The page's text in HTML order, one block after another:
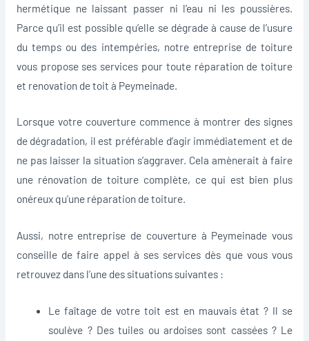
hermétique ne laissant passer ni l’eau ni les poussières.
Parce qu’il est possible qu’elle se dégrade à cause de l’usure
du temps ou des intempéries, notre entreprise de toiture
vous propose ses services pour toute réparation de toiture
et renovation de toit à Peymeinade.
Lorsque votre couverture commence à montrer des signes
de dégradation, il est préférable d’agir immédiatement et de
ne pas laisser la situation s’aggraver. Cela amènerait à faire
une rénovation de toiture complète, ce qui est bien plus
onéreux qu’une réparation de toiture.
Aussi, notre entreprise de couverture à Peymeinade vous
conseille de faire appel à ses services dès que vous vous
retrouvez dans l’une des situations suivantes :
Le faîtage de votre toit est en mauvais état ? Il se
soulève ? Des tuiles ou ardoises sont cassées ? Le